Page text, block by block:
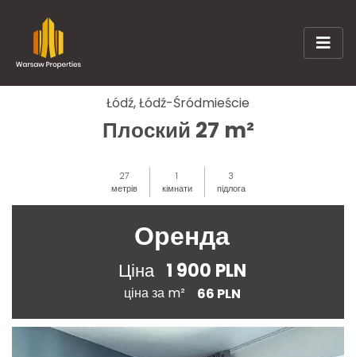
Łódź, Łódź-Śródmieście
Плоский 27 m²
27
метрів
1
кімнати
3
підлога
Оренда
Ціна 1 900 PLN
ціна за m² 66 PLN